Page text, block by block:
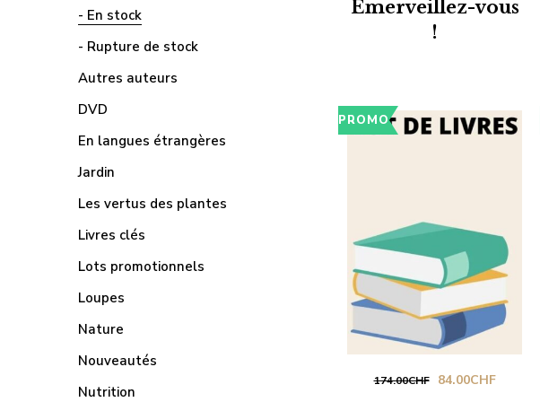
Emerveillez-vous
!
PROMO
174.00CHF
Le
84.00CHFLe
- En stock
- Rupture de stock
Autres auteurs
DVD
En langues étrangères
Jardin
Les vertus des plantes
Livres clés
Lots promotionnels
Loupes
Nature
Nouveautés
Nutrition